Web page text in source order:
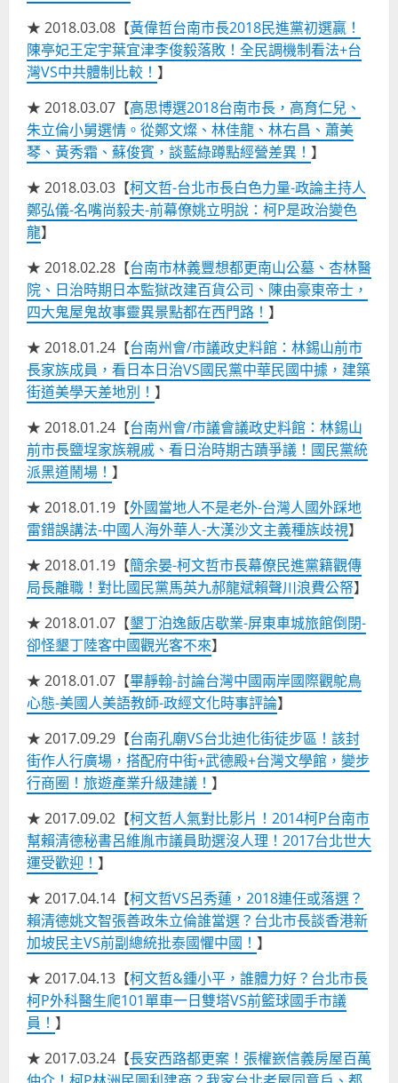
★ 2018.03.08【黃偉哲台南市長2018民進黨初選贏！
陳亭妃王定宇葉宜津李俊毅落敗！全民調機制看法+台
灣VS中共體制比較！ 】
★ 2018.03.07【高思博選2018台南市長，高育仁兒、
朱立倫小舅選情。從鄭文燦、林佳龍、林右昌、蕭美
琴、黃秀霜、蘇俊賓，談藍綠蹲點經營差異！ 】
★ 2018.03.03【柯文哲-台北市長白色力量-政論主持人
鄭弘儀-名嘴尚毅夫-前幕僚姚立明說：柯P是政治變色
龍】
★ 2018.02.28【台南市林義豐想都更南山公墓、杏林醫
院、日治時期日本監獄改建百貨公司、陳由豪東帝士，
四大鬼屋鬼故事靈異景點都在西門路！ 】
★ 2018.01.24【台南州會/市議政史料館：林錫山前市
長家族成員，看日本日治VS國民黨中華民國中據，建築
街道美學天差地別！ 】
★ 2018.01.24【台南州會/市議會議政史料館：林錫山
前市長鹽埕家族親戚、看日治時期古蹟爭議！國民黨統
派黑道鬧場！ 】
★ 2018.01.19【外國當地人不是老外-台灣人國外踩地
雷錯誤講法-中國人海外華人-大漢沙文主義種族歧視】
★ 2018.01.19【簡余晏-柯文哲市長幕僚民進黨籍觀傳
局長離職！對比國民黨馬英九郝龍斌賴聲川浪費公帑】
★ 2018.01.07【墾丁泊逸飯店歇業-屏東車城旅館倒閉-
卻怪墾丁陸客中國觀光客不來】
★ 2018.01.07【畢靜翰-討論台灣中國兩岸國際觀鴕鳥
心態-美國人美語教師-政經文化時事評論】
★ 2017.09.29【台南孔廟VS台北迪化街徒步區！該封
街作人行廣場，搭配府中街+武德殿+台灣文學館，變步
行商圈！旅遊產業升級建議！ 】
★ 2017.09.02【柯文哲人氣對比影片！2014柯P台南市
幫賴清德秘書呂維胤市議員助選沒人理！2017台北世大
運受歡迎！ 】
★ 2017.04.14【柯文哲VS呂秀蓮，2018連任或落選？
賴清德姚文智張善政朱立倫誰當選？台北市長談香港新
加坡民主VS前副總統批泰國懼中國！ 】
★ 2017.04.13【柯文哲&鍾小平，誰體力好？台北市長
柯P外科醫生爬101單車一日雙塔VS前籃球國手市議
員！ 】
★ 2017.03.24【長安西路都更案！張權嶔信義房屋百萬